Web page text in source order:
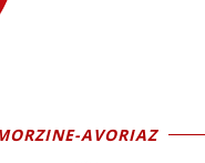
AVORIAZ